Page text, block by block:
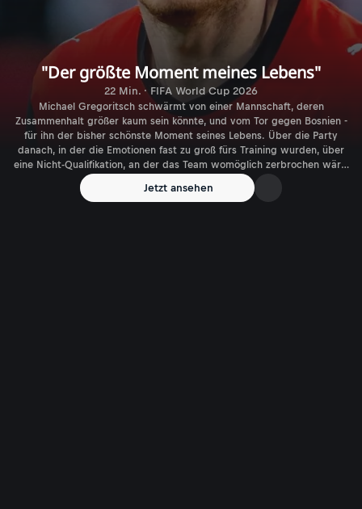
"Der größte Moment meines Lebens"
22 Min. · FIFA World Cup 2026
Michael Gregoritsch schwärmt von einer Mannschaft, deren
Zusammenhalt größer kaum sein könnte, und vom Tor gegen Bosnien -
für ihn der bisher schönste Moment seines Lebens. Über die Party
danach, in der die Emotionen fast zu groß fürs Training wurden, über
eine Nicht-Qualifikation, an der das Team womöglich zerbrochen wäre,
und über seinen Freund David Alaba - "die größte Persönlichkeit, die
ich im Fußball je kennengelernt habe" - über all das spricht "Gregerl"
Jetzt ansehen